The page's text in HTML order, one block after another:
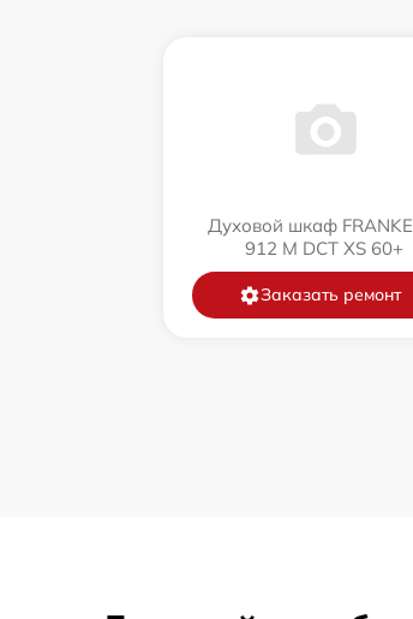
Духовой шкаф
912 M DCT XS 60+
Заказать ремонт